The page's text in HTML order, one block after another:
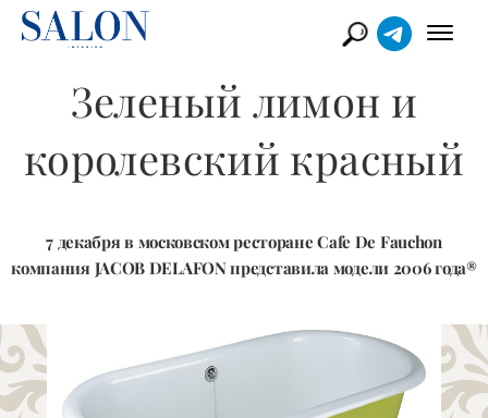
Зеленый лимон и
королевский красный
7 декабря в московском ресторане Cafe De Fauchon
компания JACOB DELAFON представила модели 2006 года®